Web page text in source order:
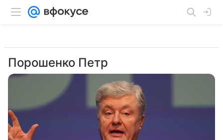
Порошенко Петр